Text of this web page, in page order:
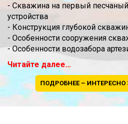
- Скважина на первый
устройства
- Конструкция глубокой
- Особенности сооружения
- Особенности водозабора
Читайте далее…
ПОДРОБНЕЕ – ИНТЕРЕСНО